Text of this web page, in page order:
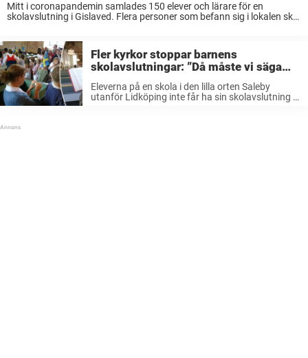
Mitt i coronapandemin samlades 150 elever och lärare för en
skolavslutning i Gislaved. Flera personer som befann sig i lokalen ska
Fler kyrkor stoppar barnens
skolavslutningar: ”Då måste vi säga
nej”
Eleverna på en skola i den lilla orten Saleby
utanför Lidköping inte får ha sin skolavslutning i